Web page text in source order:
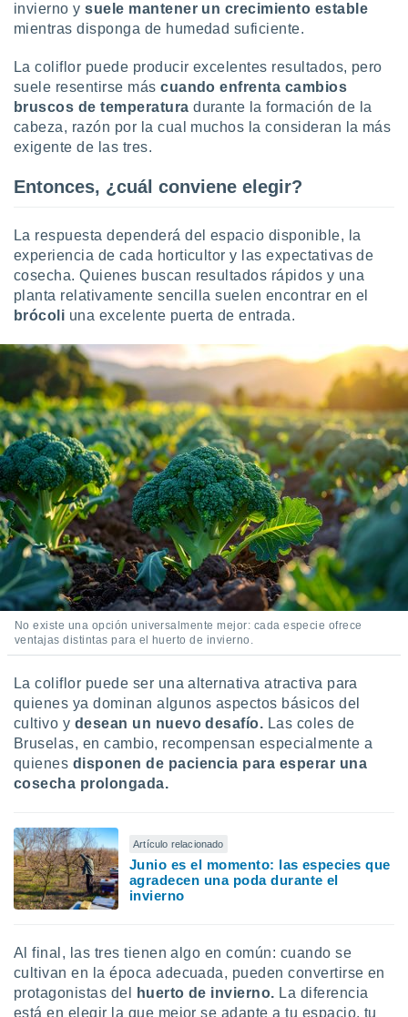
invierno ysuele mantener un crecimiento estable
mientras disponga de humedad suficiente.
La coliflor puede producir excelentes resultados, pero
suele resentirse máscuando enfrenta cambios
bruscos de temperaturadurante la formación de la
cabeza, razón por la cual muchos la consideran la más
exigente de las tres.
Entonces, ¿cuál conviene elegir?
La respuesta dependerá del espacio disponible, la
experiencia de cada horticultor y las expectativas de
cosecha. Quienes buscan resultados rápidos y una
planta relativamente sencilla suelen encontrar en el
brócoli una excelente puerta de entrada.
No existe una opción universalmente mejor: cada especie ofrece
ventajas distintas para el huerto de invierno.
La coliflor puede ser una alternativa atractiva para
quienes ya dominan algunos aspectos básicos del
cultivo y desean un nuevo desafío. Las coles de
Bruselas, en cambio, recompensan especialmente a
quienes disponen de paciencia para esperar una
cosecha prolongada.
Artículo relacionado
Junio es el momento: las especies que
agradecen una poda durante el
invierno
Al final, las tres tienen algo en común: cuando se
cultivan en la época adecuada, pueden convertirse en
protagonistas del
huerto de invierno. La diferencia
está en elegir la que mejor se adapte a tu espacio, tu